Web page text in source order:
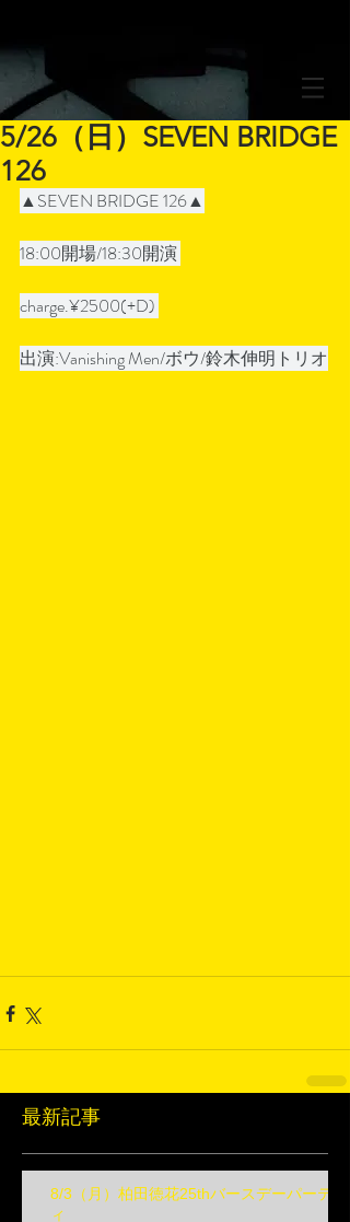
5/26（日）SEVEN BRIDGE
126
▲SEVEN BRIDGE 126▲
18:00開場/18:30開演
charge.¥2500(+D)
出演:Vanishing Men/ボウ/鈴木伸明トリオ
最新記事
8/3（月）柏田徳花25thバースデーパーテ
ィ